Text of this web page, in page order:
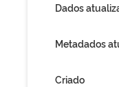
Dados
Metadados
Criado